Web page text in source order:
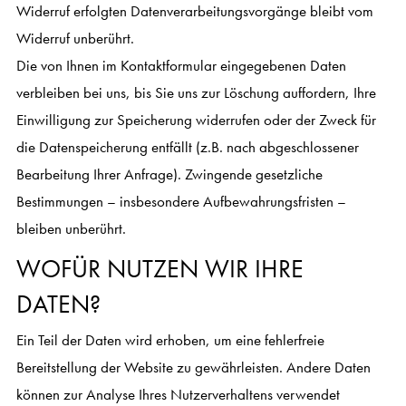
Widerruf erfolgten Datenverarbeitungsvorgänge bleibt vom
Widerruf unberührt.
Die von Ihnen im Kontaktformular eingegebenen Daten
verbleiben bei uns, bis Sie uns zur Löschung auffordern, Ihre
Einwilligung zur Speicherung widerrufen oder der Zweck für
die Datenspeicherung entfällt (z.B. nach abgeschlossener
Bearbeitung Ihrer Anfrage). Zwingende gesetzliche
Bestimmungen – insbesondere Aufbewahrungsfristen –
bleiben unberührt.
WOFÜR NUTZEN WIR IHRE
DATEN?
Ein Teil der Daten wird erhoben, um eine fehlerfreie
Bereitstellung der Website zu gewährleisten. Andere Daten
können zur Analyse Ihres Nutzerverhaltens verwendet